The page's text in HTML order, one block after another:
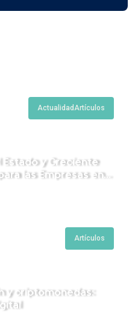
Actualidad Artículos
y Creciente
las Empresas en
Artículos
y criptomonedas: